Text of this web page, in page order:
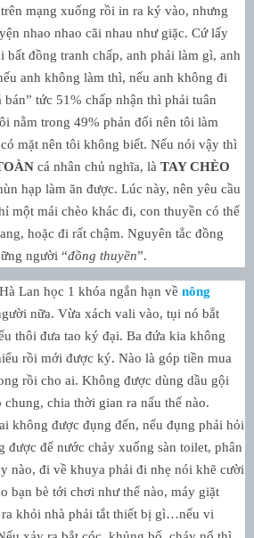
mạng xuống rồi in ra ký vào, nhưng
nhao nhao cãi nhau như giặc. Cứ lấy
bất đồng tranh chấp, anh phải làm gì, anh
anh không làm thì, nếu anh không đi
tức 51% chấp nhận thì phải tuân
nằm trong 49% phản đối nên tôi làm
mặt nên tôi không biết. Nếu nói vậy thì
cá nhân chủ nghĩa, là TAY CHÈO
hạp làm ăn được. Lúc này, nên yêu cầu
một mái chèo khác đi, con thuyền có thể
hoặc đi rất chậm. Nguyên tắc đồng
người “đồng thuyền”.
Lan học 1 khóa ngắn hạn về nông
nữa. Vừa xách vali vào, tụi nó bắt
thôi đưa tao ký đại. Ba đứa kia không
rồi mới được ký. Nào là góp tiền mua
rồi cho ai. Không được dùng dầu gội
chung, chia thời gian ra nấu thế nào.
không được đụng đến, nếu đụng phải hỏi
được để nước chảy xuống sàn toilet, phân
nào, đi về khuya phải đi nhẹ nói khẽ cười
bạn bè tới chơi như thế nào, máy giặt
ra khỏi nhà phải tắt thiết bị gì…nếu vi